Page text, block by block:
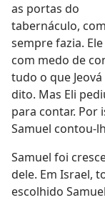
as portas do
tabernáculo,
sempre fazia.
com medo de
tudo o que
dito. Mas Eli
para contar. Por
Samuel contou-
Samuel foi
dele. Em Israel,
escolhido